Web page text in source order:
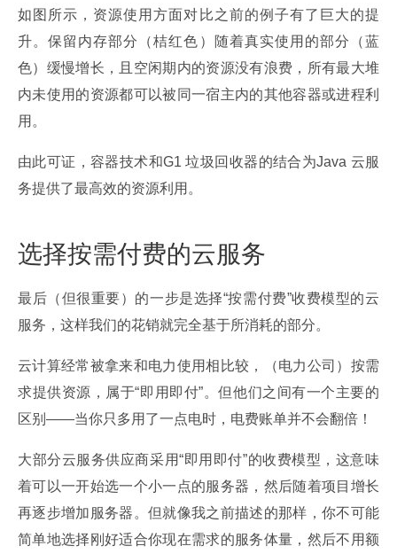
如图所示，资源使用方面对比之前的例子有了巨大的提
升。保留内存部分（桔红色）随着真实使用的部分（蓝
色）缓慢增长，且空闲期内的资源没有浪费，所有最大堆
内未使用的资源都可以被同一宿主内的其他容器或进程利
用。
由此可证，容器技术和G1 垃圾回收器的结合为Java 云服
务提供了最高效的资源利用。
选择按需付费的云服务
最后（但很重要）的一步是选择“按需付费”收费模型的云
服务，这样我们的花销就完全基于所消耗的部分。
云计算经常被拿来和电力使用相比较，（电力公司）按需
求提供资源，属于“即用即付”。但他们之间有一个主要的
区别——当你只多用了一点电时，电费账单并不会翻倍！
大部分云服务供应商采用“即用即付”的收费模型，这意味
着可以一开始选一个小一点的服务器，然后随着项目增长
再逐步增加服务器。但就像我之前描述的那样，你不可能
简单地选择刚好适合你现在需求的服务体量，然后不用额